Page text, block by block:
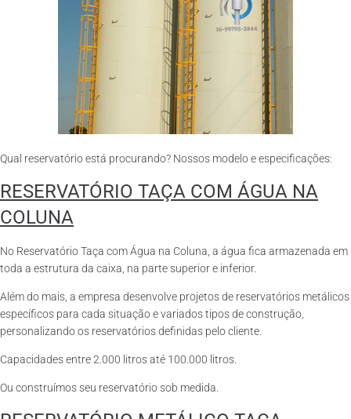
Qual reservatório está procurando? Nossos modelo e especificações:
RESERVATÓRIO TAÇA COM ÁGUA NA
COLUNA
No Reservatório Taça com Água na Coluna, a água fica armazenada em
toda a estrutura da caixa, na parte superior e inferior.
Além do mais, a empresa desenvolve projetos de reservatórios metálicos
específicos para cada situação e variados tipos de construção,
personalizando os reservatórios definidas pelo cliente.
Capacidades entre 2.000 litros até 100.000 litros.
Ou construímos seu reservatório sob medida.